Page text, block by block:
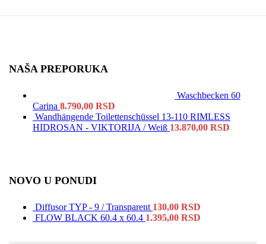
NAŠA PREPORUKA
Waschbecken 60
Carina 8.790,00 RSD
Wandhängende Toilettenschüssel 13-110 RIMLESS
HIDROSAN - VIKTORIJA / Weiß 13.870,00 RSD
NOVO U PONUDI
Diffusor TYP - 9 / Transparent 130,00 RSD
FLOW BLACK 60.4 x 60.4 1.395,00 RSD